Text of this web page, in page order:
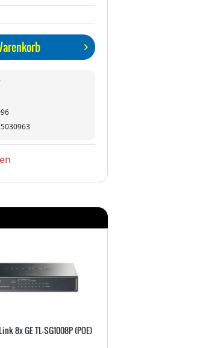
8x GE TL-SG1008P (POE)